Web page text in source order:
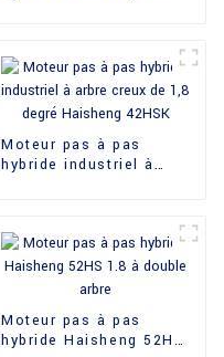
Moteur pas à pas
hybride industriel à
Moteur pas à pas
hybride Haisheng 52HS